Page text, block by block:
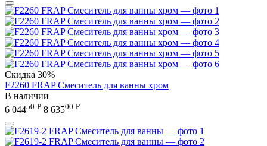
Скидка 30%
F2260 FRAP Смеситель для ванны хром
В наличии
6 04450 Р 8 63500 Р